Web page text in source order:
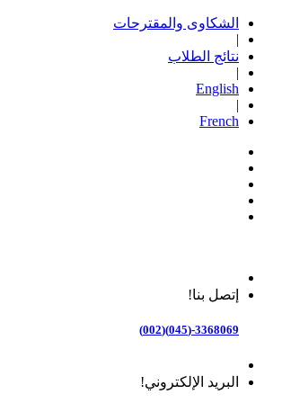
الشكاوى والمقترحات
|
نتائج الطلاب
|
English
|
French
إتصل بنا!
3368069-(045)(002)
البريد الإلكتروني!